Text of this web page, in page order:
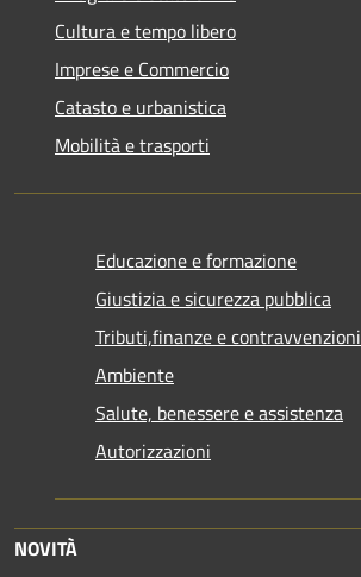
Cultura e tempo libero
Imprese e Commercio
Catasto e urbanistica
Mobilità e trasporti
Educazione e formazione
Giustizia e sicurezza pubblica
Tributi,finanze e contravvenzioni
Ambiente
Salute, benessere e assistenza
Autorizzazioni
NOVITÀ